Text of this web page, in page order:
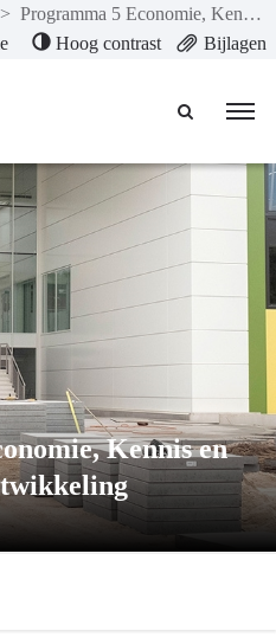
>
Programma 5 Economie, Kennis en Talentontwikkeling
Hoog contrast Bijlagen
Kennis en